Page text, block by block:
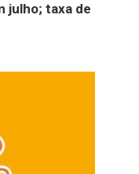
julho; taxa de